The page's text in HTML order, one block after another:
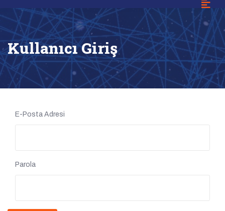
Kullanıcı Giriş
E-Posta Adresi
Parola